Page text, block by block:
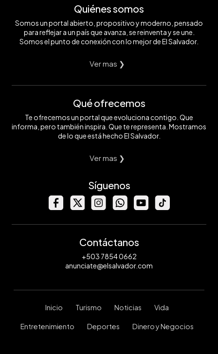
Quiénes somos
Somos un portal abierto, propositivo y moderno, pensado
para reflejar a un país que avanza, se reinventa y se une.
Somos el punto de conexión con lo mejor de El Salvador.
Ver mas ❯
Qué ofrecemos
Te ofrecemos un portal que evoluciona contigo. Que
informa, pero también inspira. Que te representa. Mostramos
de lo que está hecho El Salvador.
Ver mas ❯
Síguenos
Contáctanos
+503 7854 0662
anunciate@elsalvador.com
Inicio Turismo Noticias Vida
Entretenimiento Deportes Dinero y Negocios